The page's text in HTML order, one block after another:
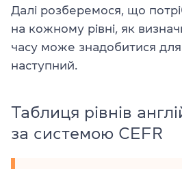
Далі розберемося, що
на кожному рівні, як
часу може знадобитися
наступний.
Таблиця рівнів
за системою CEFR